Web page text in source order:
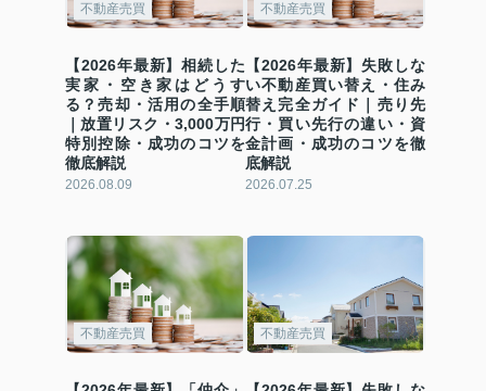
不動産売買
【2026年最新】相続した
実家・空き家はどうす
る？売却・活用の全手順
｜放置リスク・3,000万円
特別控除・成功のコツを
徹底解説
2026.08.09
不動産売買
【2026年最新】失敗しな
い不動産買い替え・住み
替え完全ガイド｜売り先
行・買い先行の違い・資
金計画・成功のコツを徹
底解説
2026.07.25
不動産売買 不動産売買